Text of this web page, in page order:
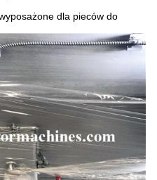
dla pieców do